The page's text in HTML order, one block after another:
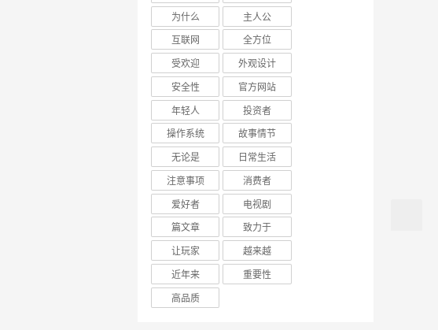
为什么
主人公
互联网
全方位
受欢迎
外观设计
安全性
官方网站
年轻人
投资者
操作系统
故事情节
无论是
日常生活
注意事项
消费者
爱好者
电视剧
篇文章
致力于
让玩家
越来越
近年来
重要性
高品质